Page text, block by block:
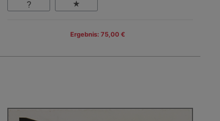
Ergebnis: 75,00 €